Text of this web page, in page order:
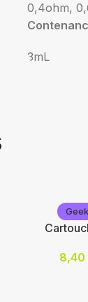
0,4ohm,
3mL
8,40